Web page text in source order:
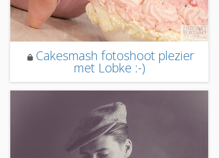
Cakesmash fotoshoot plezier
met Lobke :-)